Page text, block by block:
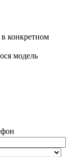
конкретном
модель